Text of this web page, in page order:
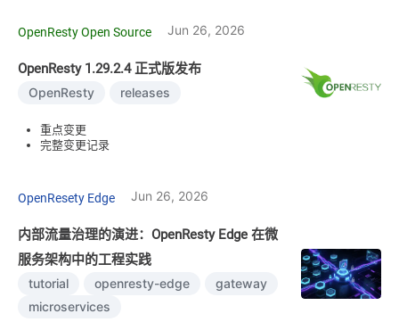
OpenResty Open Source Jun 26, 2026
OpenResty 1.29.2.4 正式版发布
OpenResty releases
重点变更
完整变更记录
OpenResety Edge Jun 26, 2026
内部流量治理的演进：OpenResty Edge 在微
服务架构中的工程实践
tutorial openresty-edge
gateway
microservices